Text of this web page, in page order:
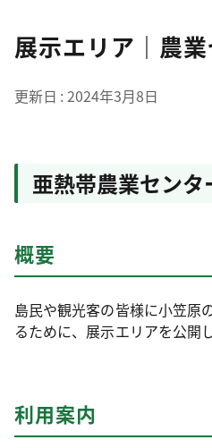
展示エリア｜農
更新日 2024年3月8日
亜熱帯農業セン
概要
島民や観光客の皆様に小笠原
るために、展示エリアを公開
利用案内